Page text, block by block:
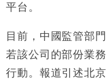
平台。
目前，中國監管部
若該公司的部份業
行動。報道引述北